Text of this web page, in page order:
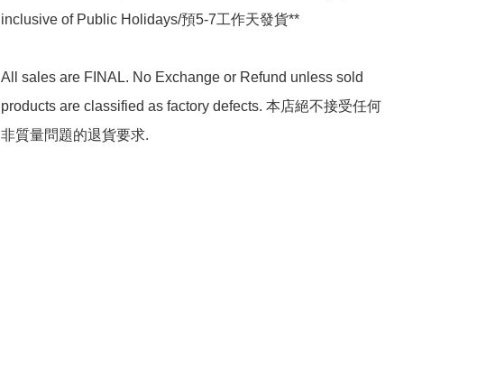
inclusive of Public Holidays/預5-7工作天發貨**
All sales are FINAL. No Exchange or Refund unless sold
products are classified as factory defects. 本店絕不接受任何
非質量問題的退貨要求.